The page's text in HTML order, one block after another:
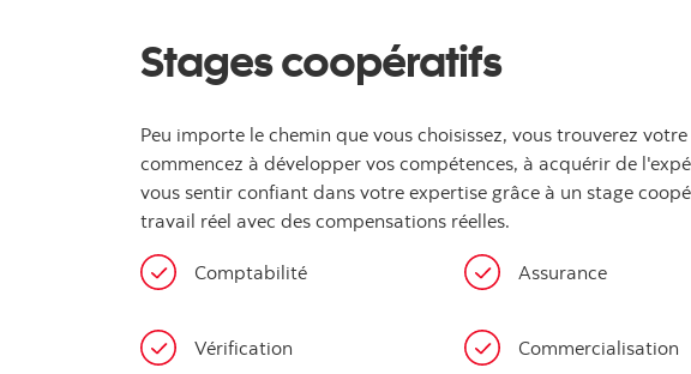
Stages coopératifs
Peu importe le chemin que vous choisissez, vous trouverez
commencez à développer vos compétences, à acquérir de
vous sentir confiant dans votre expertise grâce à un stage
travail réel avec des compensations réelles.
Comptabilité Assurance
Vérification Commercialisation